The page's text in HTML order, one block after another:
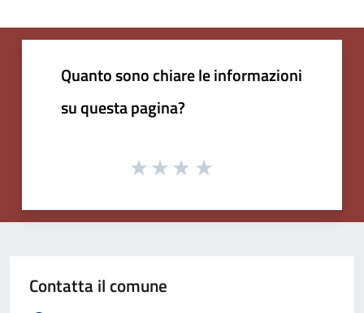
Quanto sono chiare le informazioni
su questa pagina?
Contatta il comune